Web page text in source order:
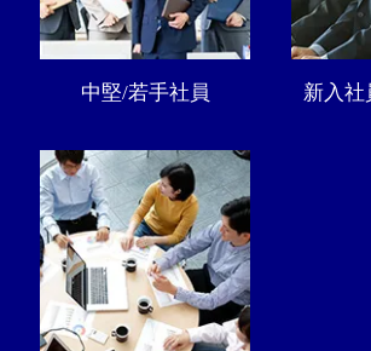
中堅/若手社員 新入社